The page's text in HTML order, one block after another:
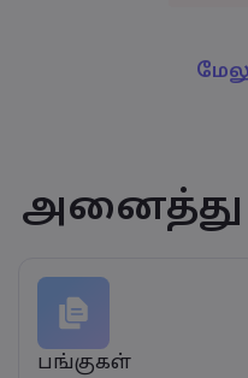
அனைத்து
பங்குகள்